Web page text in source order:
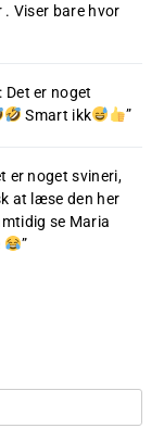
Viser bare hvor
Det er noget
Smart ikk ”
er noget svineri,
at læse den her
se Maria
”